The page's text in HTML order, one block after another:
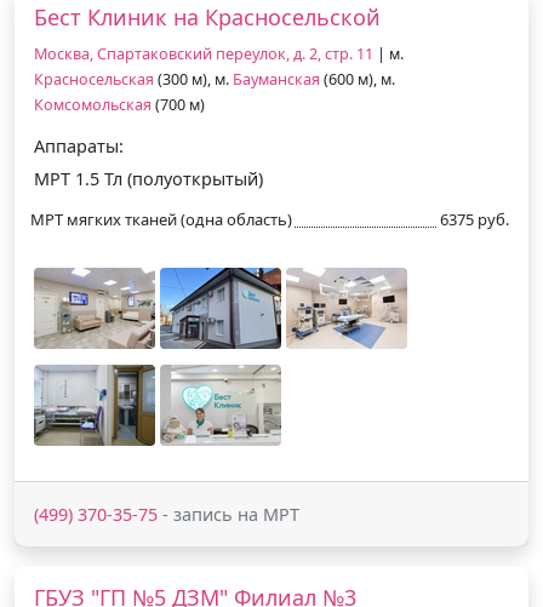
Бест Клиник на Красносельской
Москва, Спартаковский переулок, д. 2, стр. 11 | м.
Красносельская (300 м), м. Бауманская (600 м), м.
Комсомольская (700 м)
Аппараты:
МРТ 1.5 Тл (полуоткрытый)
МРТ мягких тканей (одна область) 6375 руб.
(499) 370-35-75 - запись на МРТ
ГБУЗ "ГП №5 ДЗМ" Филиал №3